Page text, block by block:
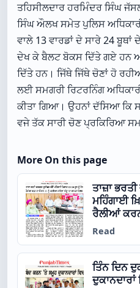
ਤਹਿਸੀਲਦਾਰ ਹਰਮਿੰਦਰ ਸਿੰਘ
ਸਿੰਘ ਔਲਖ ਸਮੇਤ ਪੁਲਿਸ
ਵਾਲੇ 13 ਵਾਰਡਾਂ ਦੇ ਸਾਰੇ 24
ਦੇਖ ਕੇ ਬੈਲਟ ਬੋਕਸ ਦਿੱਤੇ ਗਏ ਹਨ
ਦਿੱਤੇ ਹਨ। ਜਿੱਥੇ ਜਿੱਥੇ ਚੋਣਾਂ ਹੋ
ਲਈ ਸਮਗਰੀ ਰਿਟਰਨਿੰਗ
ਕੀਤਾ ਗਿਆ। ਉਹਨਾਂ ਦੱਸਿਆ ਕਿ
ਵਜੇ ਤੱਕ ਸਾਰੀ ਚੋਣ ਪ੍ਰਕਿਰਿਆ
More On this page
ਤਾਜ਼ਾ
ਮਹਿੰਗਾਈ
ਰੈਲੀਆਂ
ਜਾਵੇਗਾ
Read
ਤਿੰਨ ਦਿਨ
ਦੁਕਾਨਦਾਰਾਂ